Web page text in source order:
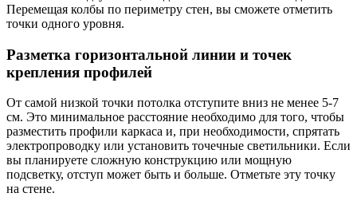
Перемещая колбы по периметру стен, вы сможете отметить
точки одного уровня.
Разметка горизонтальной линии и точек
крепления профилей
От самой низкой точки потолка отступите вниз не менее 5-7
см. Это минимальное расстояние необходимо для того, чтобы
разместить профили каркаса и, при необходимости, спрятать
электропроводку или установить точечные светильники. Если
вы планируете сложную конструкцию или мощную
подсветку, отступ может быть и больше. Отметьте эту точку
на стене.